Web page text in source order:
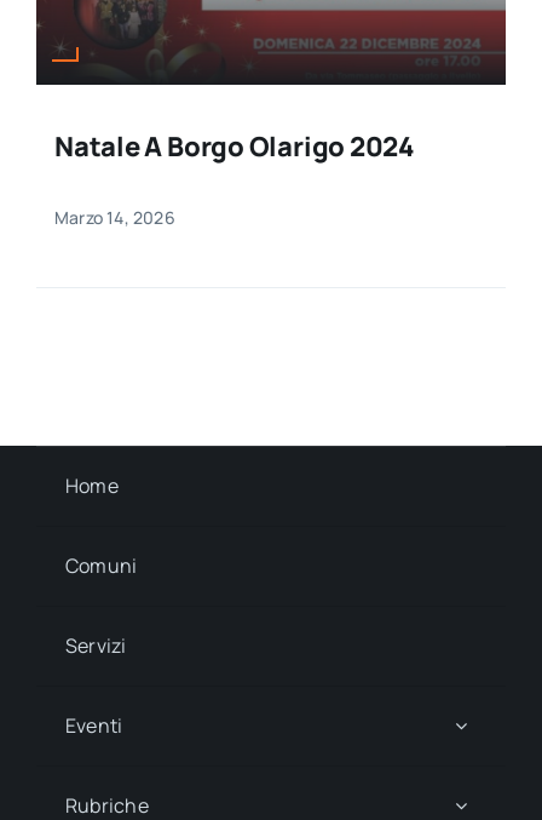
Natale A Borgo Olarigo 2024
Marzo 14, 2026
Home
Comuni
Servizi
Eventi
Rubriche